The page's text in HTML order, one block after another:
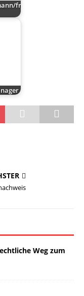
fr
Weg zum